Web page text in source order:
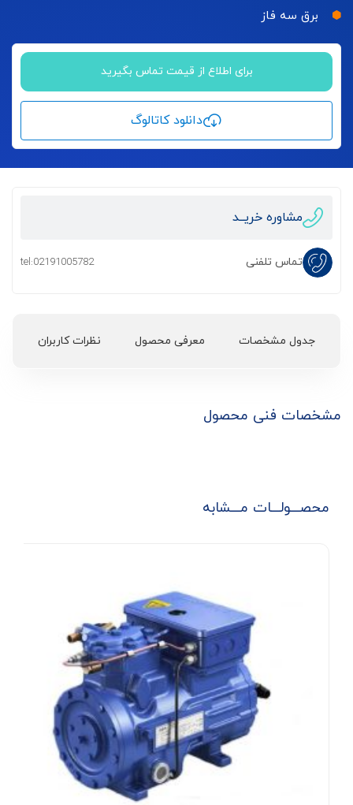
برق سه فاز
برای اطلاع از قیمت تماس بگیرید
دانلود کاتالوگ
مشاوره خریــد
تماس تلفنی tel:02191005782
جدول مشخصات معرفی محصول نظرات کاربران
مشخصات فنی محصول
محصـــولـــات مـــشابه